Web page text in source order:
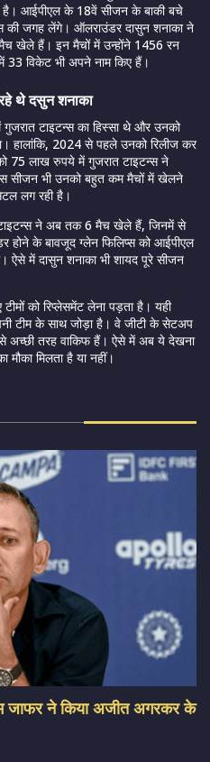
है। आईपीएल के 18वें सीजन के बाकी बचे
की जगह लेंगे। ऑलराउंडर दासुन शनाका ने
खेले हैं। इन मैचों में उन्होंने 1456 रन
33 विकेट भी अपने नाम किए हैं।
थे दसुन शनाका
टाइटन्स का हिस्सा थे और उनको
हालांकि, 2024 से पहले उनको रिलीज कर
75 लाख रुपये में गुजरात टाइटन्स ने
सीजन भी उनको बहुत कम मैचों में खेलने
लग रही है।
ने अब तक 6 मैच खेले हैं, जिनमें से
के बावजूद ग्लेन फिलिप्स को आईपीएल
ऐसे में दासुन शनाका भी शायद पूरे सीजन
टीमों को रिप्लेसमेंट लेना पड़ता है। यही
टीम के साथ जोड़ा है। वे जीटी के सेटअप
अच्छी तरह वाकिफ हैं। ऐसे में अब ये देखना
मिलता है या नहीं।
जाफर ने किया अजीत अगरकर के